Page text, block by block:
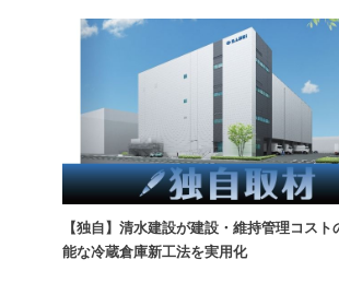
【独自】清水建設が建設・維持管理コスト
能な冷蔵倉庫新工法を実用化